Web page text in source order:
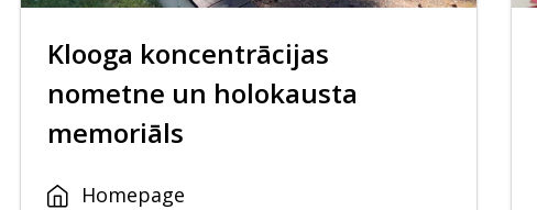
Klooga koncentrācijas
nometne un holokausta
memoriāls
Homepage